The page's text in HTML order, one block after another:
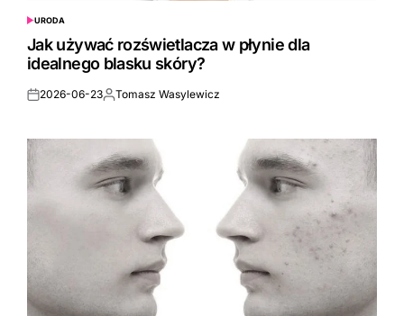
POSTED
IN
URODA
Jak używać rozświetlacza w płynie dla
idealnego blasku skóry?
Posted
2026-06-23Posted
Tomasz Wasylewicz